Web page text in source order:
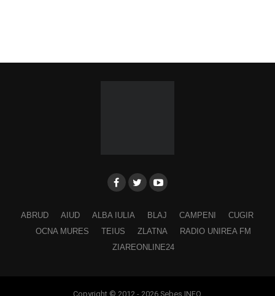
ABRUD AIUD ALBA IULIA BLAJ CAMPENI
CUGIR
OCNA MURES
TEIUS ZLATNA
RADIO UNIREA FM
ZIAREONLINE24
Copyright © 2012 - 2026 Sebes INFO